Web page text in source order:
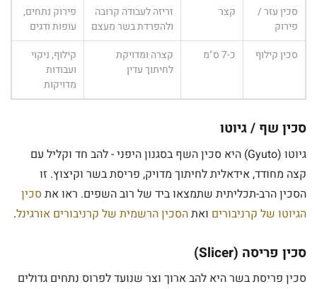
סכין עזר /
פירוק
קצר
זריזה לעבודה קרובה
ולהפרדת בשר מעצם
פירוק נתחים,
עופות ודגים
סכין קילוף
כ-7 ס"מ
קצרה ומדויקת
לחיתוך עדין
קילוף, ניקוי
ועבודות
מדויקות
סכין שף / גיוטו
גיוטו (Gyuto) היא סכין השף בסגנון היפני - להב חד וקליל עם
קצה מחודד, אידאלית לחיתוך מדויק, פריסת בשר וקיצוץ. זו
הסכין הרב-תכליתית שתמצאו ביד של רוב השפים. ראו אתסכין
הגיוטו של קרניבורים ואתהסכין הרשמית של קרניבורים אורגינל.
סכין פריסה (Slicer)
סכין פריסת בשר היא להב ארוך וצר שנועד לפרוס נתחים גדולים